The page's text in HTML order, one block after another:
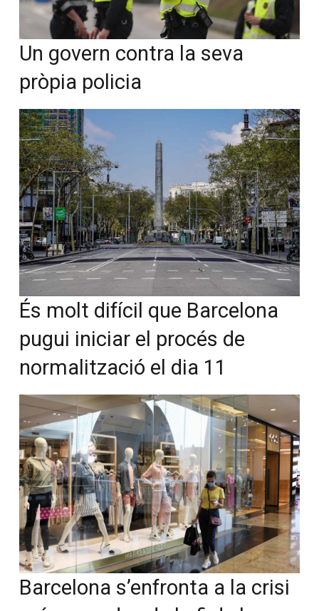
Un govern contra la seva
pròpia policia
És molt difícil que Barcelona
pugui iniciar el procés de
normalització el dia 11
Barcelona s’enfronta a la crisi